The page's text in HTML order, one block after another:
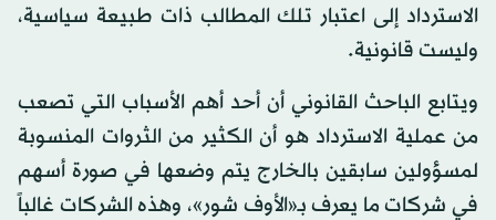
الاسترداد إلى اعتبار تلك المطالب ذات طبيعة سياسية،
وليست قانونية.
ويتابع الباحث القانوني أن أحد أهم الأسباب التي تصعب
من عملية الاسترداد هو أن الكثير من الثروات المنسوبة
لمسؤولين سابقين بالخارج يتم وضعها في صورة أسهم
في شركات ما يعرف بـ«الأوف شور»، وهذه الشركات غالباً